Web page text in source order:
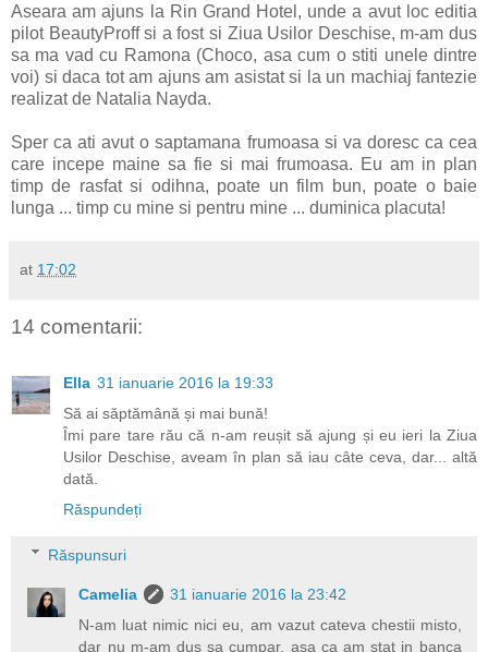
Aseara am ajuns la Rin Grand Hotel, unde a avut loc editia
pilot BeautyProff si a fost si Ziua Usilor Deschise, m-am dus
sa ma vad cu Ramona (Choco, asa cum o stiti unele dintre
voi) si daca tot am ajuns am asistat si la un machiaj fantezie
realizat de Natalia Nayda.
Sper ca ati avut o saptamana frumoasa si va doresc ca cea
care incepe maine sa fie si mai frumoasa. Eu am in plan
timp de rasfat si odihna, poate un film bun, poate o baie
lunga ... timp cu mine si pentru mine ... duminica placuta!
at 17:02
14 comentarii:
Ella 31 ianuarie 2016 la 19:33
Să ai săptămână și mai bună!
Îmi pare tare rău că n-am reușit să ajung și eu ieri la Ziua
Usilor Deschise, aveam în plan să iau câte ceva, dar... altă
dată.
Răspundeți
Răspunsuri
Camelia
31 ianuarie 2016 la 23:42
N-am luat nimic nici eu, am vazut cateva chestii misto,
dar nu m-am dus sa cumpar, asa ca am stat in banca